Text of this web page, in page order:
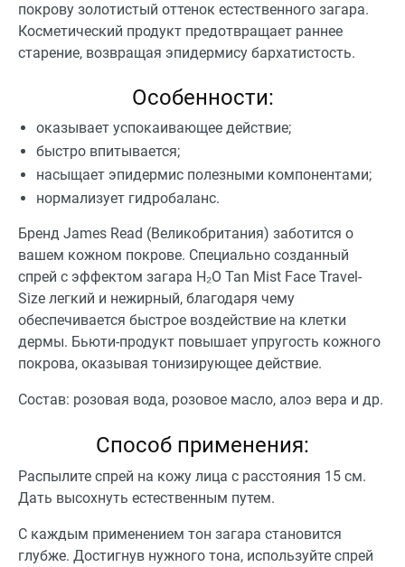
покрову золотистый оттенок естественного загара.
Косметический продукт предотвращает раннее
старение, возвращая эпидермису бархатистость.
Особенности:
оказывает успокаивающее действие;
быстро впитывается;
насыщает эпидермис полезными компонентами;
нормализует гидробаланс.
Бренд James Read (Великобритания) заботится о
вашем кожном покрове. Специально созданный
спрей с эффектом загара H₂O Tan Mist Face Travel-
Size легкий и нежирный, благодаря чему
обеспечивается быстрое воздействие на клетки
дермы. Бьюти-продукт повышает упругость кожного
покрова, оказывая тонизирующее действие.
Состав: розовая вода, розовое масло, алоэ вера и др.
Способ применения:
Распылите спрей на кожу лица с расстояния 15 см.
Дать высохнуть естественным путем.
С каждым применением тон загара становится
глубже. Достигнув нужного тона, используйте спрей